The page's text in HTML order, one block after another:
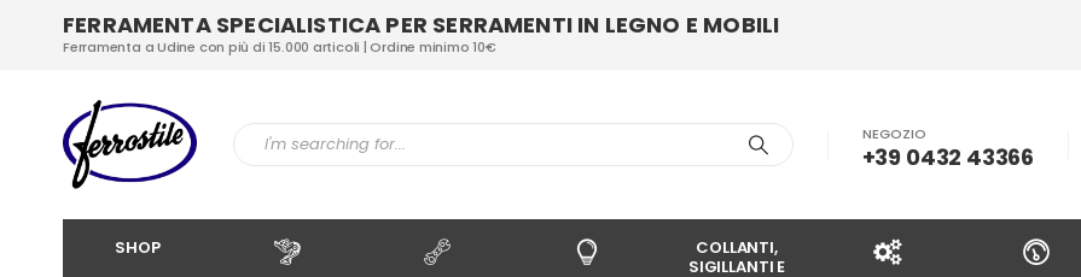
FERRAMENTA SPECIALISTICA PER SERRAMENTI IN LEGNO E MOBILI
Ferramenta a Udine con più di 15.000 articoli | Ordine minimo 10€
NEGOZIO
+39 0432 43366
SHOP
COLLANTI,
SIGILLANTI E